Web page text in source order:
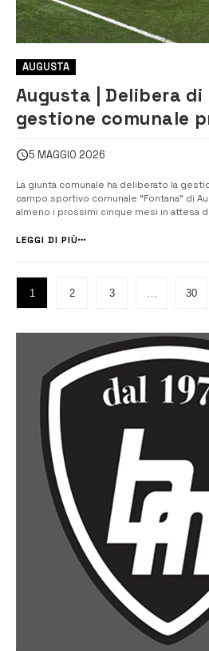
AUGUSTA
Augusta | Delibera
gestione comunale
5 MAGGIO 2026
La giunta comunale ha deliberato la
campo sportivo comunale “Fontana” di
almeno i prossimi cinque mesi in attesa
amministrative del 24 e 25 maggio. Oggi,
LEGGI DI PIÙ
1 2 3 … 30